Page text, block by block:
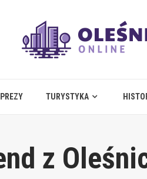
TURYSTYKA
z